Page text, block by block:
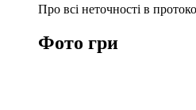
Про всі неточності в
Фото гри